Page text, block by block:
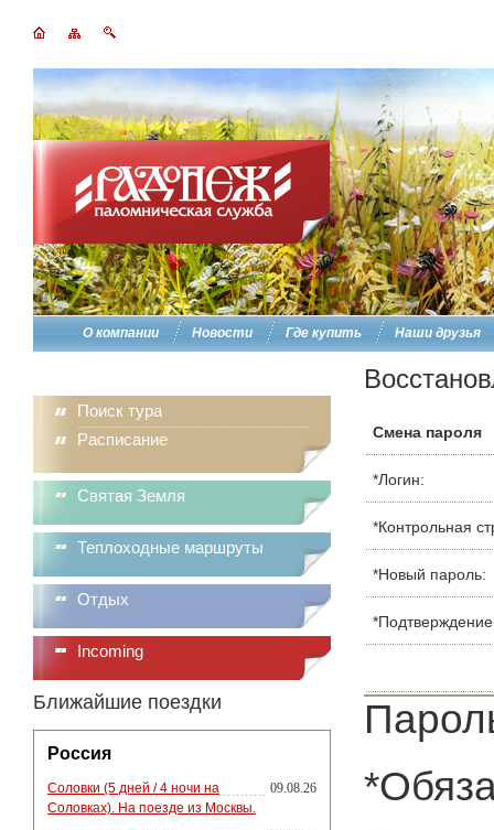
О компании Новости Где купить Наши друзья
Поиск тура
Расписание
Святая Земля
Теплоходные маршруты
Отдых
Incoming
Ближайшие поездки
Россия
Соловки (5 дней / 4 ночи на
Соловках). На поезде из Москвы.
09.08.26
Смена пароля
*Логин:
*Контрольная
*Новый пароль:
*
*